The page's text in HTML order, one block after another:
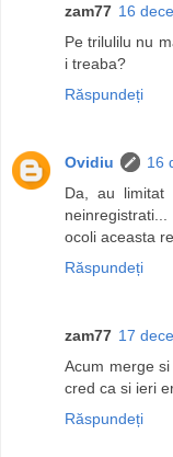
zam77 16
Pe trilulilu nu
i treaba?
Răspundeți
Ovidiu
16
Da, au limitat
ocoli aceasta
Răspundeți
zam77 17
Acum merge
cred ca si ieri
Răspundeți